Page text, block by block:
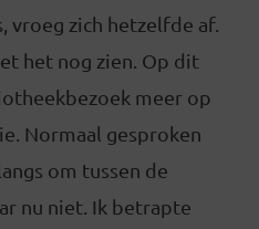
vroeg zich hetzelfde af.
het nog zien. Op dit
meer op
Normaal gesproken
om tussen de
nu niet. Ik betrapte